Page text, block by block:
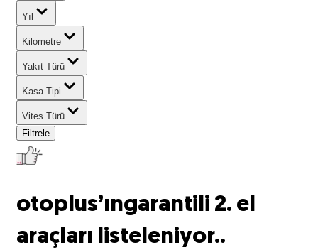
Yıl
Kilometre
Yakıt Türü
Kasa Tipi
Vites Türü
Filtrele
otoplus’ıngarantili 2. el
araçları listeleniyor..